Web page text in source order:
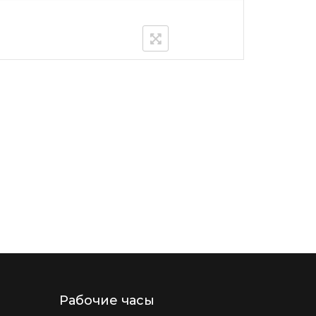
Рабочие часы